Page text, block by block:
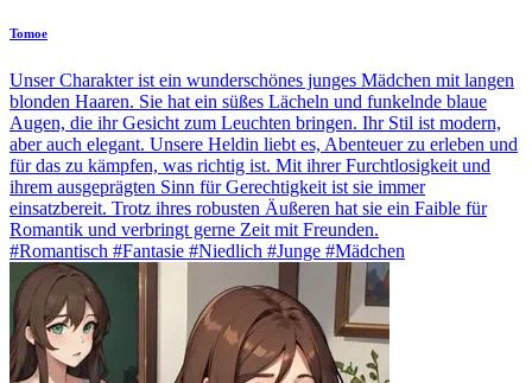
Tomoe
Unser Charakter ist ein wunderschönes junges Mädchen mit langen
blonden Haaren. Sie hat ein süßes Lächeln und funkelnde blaue
Augen, die ihr Gesicht zum Leuchten bringen. Ihr Stil ist modern,
aber auch elegant. Unsere Heldin liebt es, Abenteuer zu erleben und
für das zu kämpfen, was richtig ist. Mit ihrer Furchtlosigkeit und
ihrem ausgeprägten Sinn für Gerechtigkeit ist sie immer
einsatzbereit. Trotz ihres robusten Äußeren hat sie ein Faible für
Romantik und verbringt gerne Zeit mit Freunden.
#Romantisch #Fantasie #Niedlich #Junge #Mädchen